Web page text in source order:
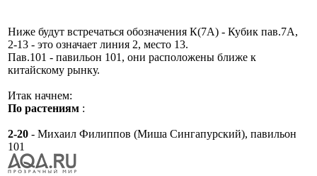
Ниже будут встречаться обозначения К(7А) - Кубик пав.7А,
2-13 - это означает линия 2, место 13.
Пав.101 - павильон 101, они расположены ближе к
китайскому рынку.
Итак начнем:
По растениям :
2-20 - Михаил Филиппов (Миша Сингапурский), павильон
101